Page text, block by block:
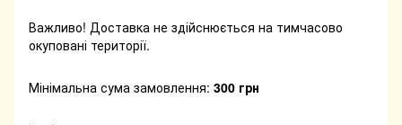
Важливо! Доставка не здійснюється на тимчасово
окуповані території.
Мінімальна сума замовлення: 300 грн